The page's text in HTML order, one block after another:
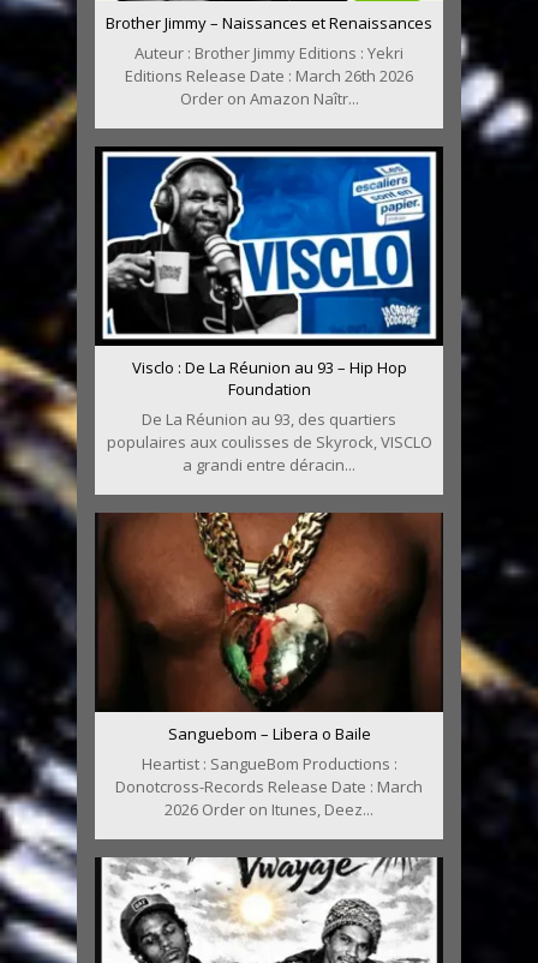
Brother Jimmy – Naissances et Renaissances
Auteur : Brother Jimmy Editions : Yekri
Editions Release Date : March 26th 2026
Order on Amazon Naîtr...
Visclo : De La Réunion au 93 – Hip Hop
Foundation
De La Réunion au 93, des quartiers
populaires aux coulisses de Skyrock, VISCLO
a grandi entre déracin...
Sanguebom – Libera o Baile
Heartist : SangueBom Productions :
Donotcross-Records Release Date : March
2026 Order on Itunes, Deez...